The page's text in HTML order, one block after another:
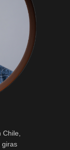
giras